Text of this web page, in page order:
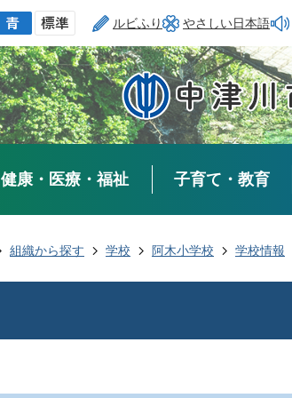
ルビふり やさしい日本語
健康・医療・福祉 子育て・教育
組織から探す 学校 阿木小学校 学校情報